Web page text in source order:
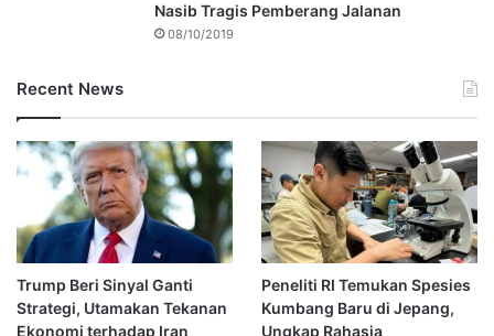
Nasib Tragis Pemberang Jalanan
08/10/2019
Recent News
Trump Beri Sinyal Ganti
Strategi, Utamakan Tekanan
Ekonomi terhadap Iran
Peneliti RI Temukan Spesies
Kumbang Baru di Jepang,
Ungkap Rahasia